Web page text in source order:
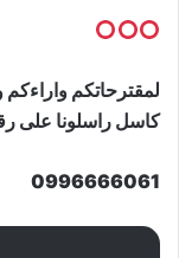
لمقترحاتكم واراءكم
كاسل راسلونا على
0996666061